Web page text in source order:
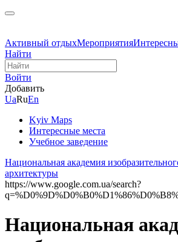
Активный отдыхМероприятия
Найти
Войти
Добавить
UaRuEn
Kyiv Maps
Интересные места
Учебное заведение
Национальная академия
архитектуры
https://www.google.com.ua/search?
Национальная